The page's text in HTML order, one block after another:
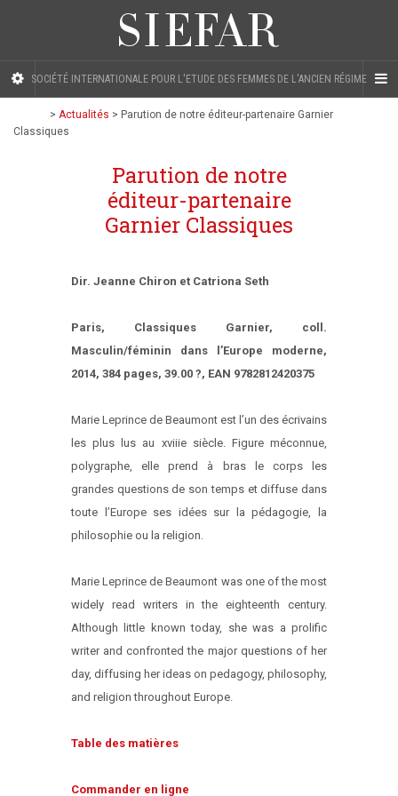
SOCIÉTÉ INTERNATIONALE POUR L'ETUDE DES FEMMES DE L'ANCIEN RÉGIME
> Actualités > Parution de notre éditeur-partenaire Garnier
Classiques
Parution de notre
éditeur-partenaire
Garnier Classiques
Dir. Jeanne Chiron et Catriona Seth
Paris, Classiques Garnier, coll.
Masculin/féminin dans l’Europe moderne,
2014, 384 pages, 39.00 ?, EAN 9782812420375
Marie Leprince de Beaumont est l’un des écrivains
les plus lus au xviiie siècle. Figure méconnue,
polygraphe, elle prend à bras le corps les
grandes questions de son temps et diffuse dans
toute l’Europe ses idées sur la pédagogie, la
philosophie ou la religion.
Marie Leprince de Beaumont was one of the most
widely read writers in the eighteenth century.
Although little known today, she was a prolific
writer and confronted the major questions of her
day, diffusing her ideas on pedagogy, philosophy,
and religion throughout Europe.
Table des matières
Commander en ligne